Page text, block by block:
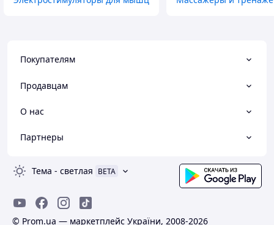
Покупателям
Продавцам
О нас
Партнеры
Тема - светлая BETA
© Prom.ua — маркетплейс України, 2008-2026